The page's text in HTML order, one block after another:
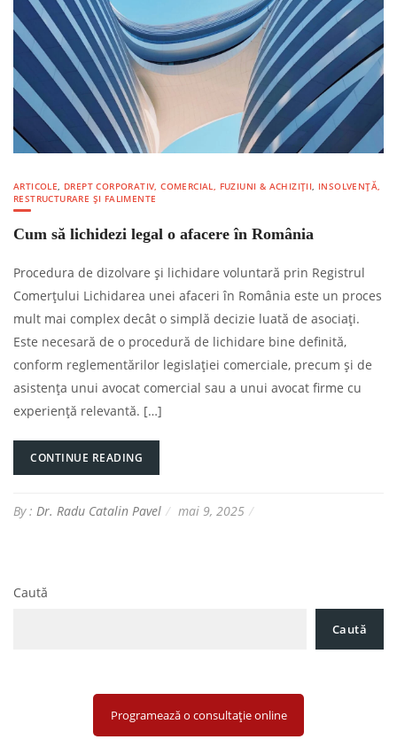
ARTICOLE, DREPT CORPORATIV, COMERCIAL, FUZIUNI & ACHIZIȚII, INSOLVENȚĂ,
RESTRUCTURARE ȘI FALIMENTE
Cum să lichidezi legal o afacere în România
Procedura de dizolvare și lichidare voluntară prin Registrul
Comerțului Lichidarea unei afaceri în România este un proces
mult mai complex decât o simplă decizie luată de asociați.
Este necesară de o procedură de lichidare bine definită,
conform reglementărilor legislației comerciale, precum și de
asistența unui avocat comercial sau a unui avocat firme cu
experiență relevantă. […]
CONTINUE READING
By : Dr. Radu Catalin Pavel mai 9, 2025
Caută
Caută
Programează o consultație online